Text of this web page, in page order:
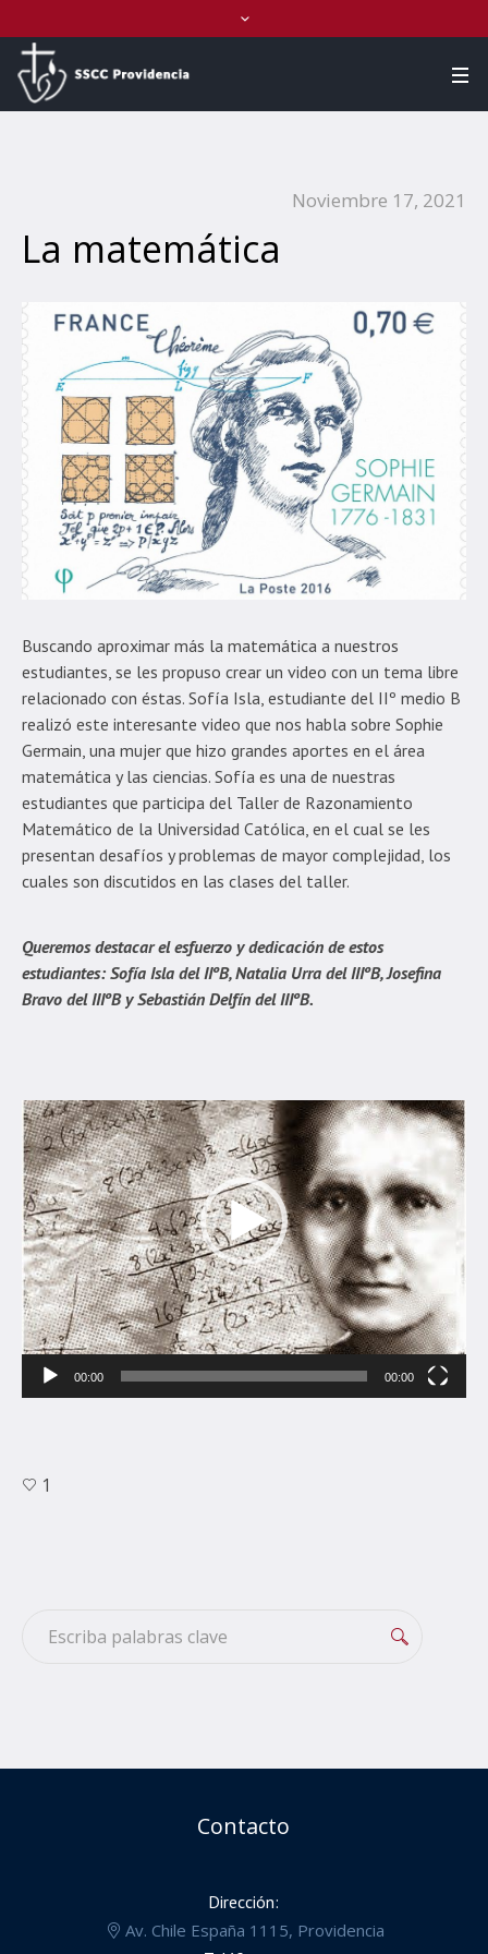
Noviembre 17, 2021
La matemática
Buscando aproximar más la matemática a nuestros
estudiantes, se les propuso crear un video con un tema libre
relacionado con éstas. Sofía Isla, estudiante del IIº medio B
realizó este interesante video que nos habla sobre Sophie
Germain, una mujer que hizo grandes aportes en el área
matemática y las ciencias. Sofía es una de nuestras
estudiantes que participa del Taller de Razonamiento
Matemático de la Universidad Católica, en el cual se les
presentan desafíos y problemas de mayor complejidad, los
cuales son discutidos en las clases del taller.
Queremos destacar el esfuerzo y dedicación de estos
estudiantes: Sofía Isla del IIºB, Natalia Urra del IIIºB, Josefina
Bravo del IIIºB y Sebastián Delfín del IIIºB.
Reproductor
de
Video
00:00 00:00
1
Contacto
Dirección:
Av. Chile España 1115, Providencia